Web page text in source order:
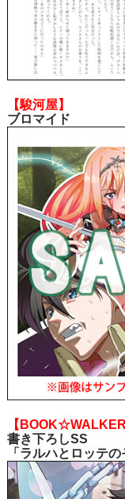
【駿河屋】
ブロマイド
【BOOK☆WALKER
書き下ろしSS
「ラルハとロッテの